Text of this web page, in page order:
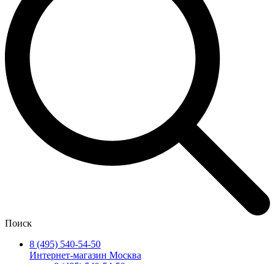
Поиск
8 (495) 540-54-50
Интернет-магазин Москва